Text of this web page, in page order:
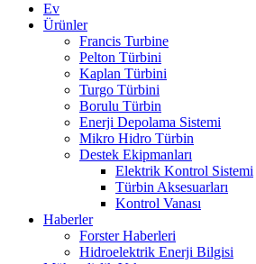
Ev
Ürünler
Francis Turbine
Pelton Türbini
Kaplan Türbini
Turgo Türbini
Borulu Türbin
Enerji Depolama Sistemi
Mikro Hidro Türbin
Destek Ekipmanları
Elektrik Kontrol Sistemi
Türbin Aksesuarları
Kontrol Vanası
Haberler
Forster Haberleri
Hidroelektrik Enerji Bilgisi